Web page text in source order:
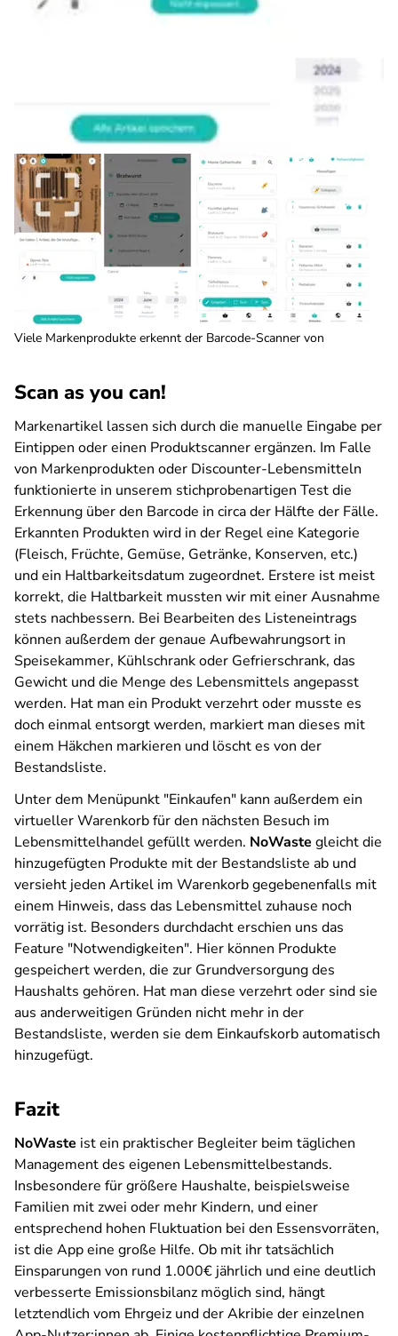
Viele Markenprodukte erkennt der Barcode-Scanner von
Scan as you can!
Markenartikel lassen sich durch die manuelle Eingabe per
Eintippen oder einen Produktscanner ergänzen. Im Falle
von Markenprodukten oder Discounter-Lebensmitteln
funktionierte in unserem stichprobenartigen Test die
Erkennung über den Barcode in circa der Hälfte der Fälle.
Erkannten Produkten wird in der Regel eine Kategorie
(Fleisch, Früchte, Gemüse, Getränke, Konserven, etc.)
und ein Haltbarkeitsdatum zugeordnet. Erstere ist meist
korrekt, die Haltbarkeit mussten wir mit einer Ausnahme
stets nachbessern. Bei Bearbeiten des Listeneintrags
können außerdem der genaue Aufbewahrungsort in
Speisekammer, Kühlschrank oder Gefrierschrank, das
Gewicht und die Menge des Lebensmittels angepasst
werden. Hat man ein Produkt verzehrt oder musste es
doch einmal entsorgt werden, markiert man dieses mit
einem Häkchen markieren und löscht es von der
Bestandsliste.
Unter dem Menüpunkt "Einkaufen" kann außerdem ein
virtueller Warenkorb für den nächsten Besuch im
Lebensmittelhandel gefüllt werden. NoWaste gleicht die
hinzugefügten Produkte mit der Bestandsliste ab und
versieht jeden Artikel im Warenkorb gegebenenfalls mit
einem Hinweis, dass das Lebensmittel zuhause noch
vorrätig ist. Besonders durchdacht erschien uns das
Feature "Notwendigkeiten". Hier können Produkte
gespeichert werden, die zur Grundversorgung des
Haushalts gehören. Hat man diese verzehrt oder sind sie
aus anderweitigen Gründen nicht mehr in der
Bestandsliste, werden sie dem Einkaufskorb automatisch
hinzugefügt.
Fazit
NoWaste ist ein praktischer Begleiter beim täglichen
Management des eigenen Lebensmittelbestands.
Insbesondere für größere Haushalte, beispielsweise
Familien mit zwei oder mehr Kindern, und einer
entsprechend hohen Fluktuation bei den Essensvorräten,
ist die App eine große Hilfe. Ob mit ihr tatsächlich
Einsparungen von rund 1.000€ jährlich und eine deutlich
verbesserte Emissionsbilanz möglich sind, hängt
letztendlich vom Ehrgeiz und der Akribie der einzelnen